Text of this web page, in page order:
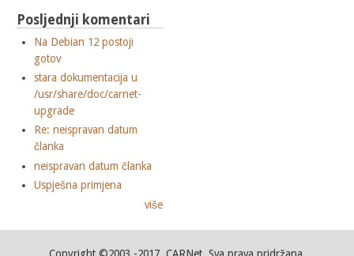
Posljednji komentari
Na Debian 12 postoji
gotov
stara dokumentacija u
/usr/share/doc/carnet-
upgrade
Re: neispravan datum
članka
neispravan datum članka
Uspješna primjena
više